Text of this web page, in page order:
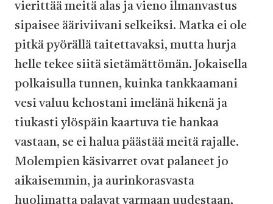
vierittää meitä alas ja vieno ilmanvastus
sipaisee ääriviivani selkeiksi. Matka ei ole
pitkä pyörällä taitettavaksi, mutta hurja
helle tekee siitä sietämättömän. Jokaisella
polkaisulla tunnen, kuinka tankkaamani
vesi valuu kehostani imelänä hikenä ja
tiukasti ylöspäin kaartuva tie hankaa
vastaan, se ei halua päästää meitä rajalle.
Molempien käsivarret ovat palaneet jo
aikaisemmin, ja aurinkorasvasta
huolimatta palavat varmaan uudestaan,